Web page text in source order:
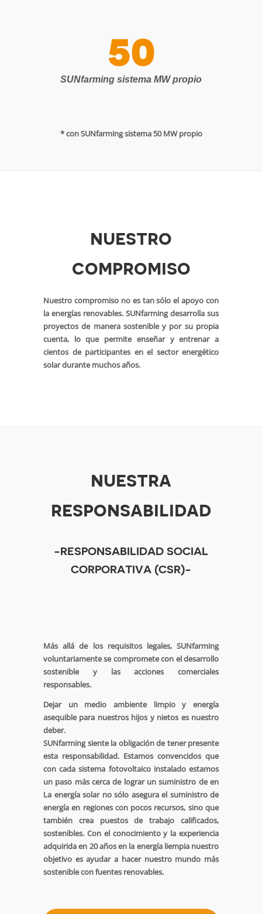
50
SUNfarming sistema MW propio
* con SUNfarming sistema 50 MW propio
nuestro
compromiso
Nuestro compromiso no es tan sólo el apoyo con
la energías renovables. SUNfarming desarrolla sus
proyectos de manera sostenible y por su propia
cuenta, lo que permite enseñar y entrenar a
cientos de participantes en el sector energético
solar durante muchos años.
nuestra
responsabilidad
-RESPONSABILIDAD SOCIAL
CORPORATIVA (CSR)-
Más allá de los requisitos legales, SUNfarming
voluntariamente se compromete con el desarrollo
sostenible y las acciones comerciales
responsables.
Dejar un medio ambiente limpio y energía
asequible para nuestros hijos y nietos es nuestro
deber.
SUNfarming siente la obligación de tener presente
esta responsabilidad. Estamos convencidos que
con cada sistema fotovoltaico instalado estamos
un paso más cerca de lograr un suministro de en
La energía solar no sólo asegura el suministro de
energía en regiones con pocos recursos, sino que
también crea puestos de trabajo calificados,
sostenibles. Con el conocimiento y la experiencia
adquirida en 20 años en la energía liempia nuestro
objetivo es ayudar a hacer nuestro mundo más
sostenible con fuentes renovables.